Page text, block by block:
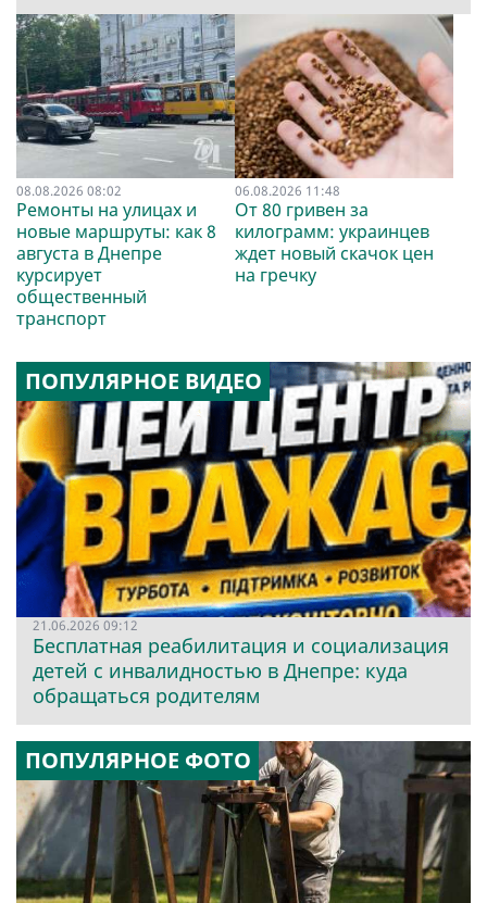
08.08.2026 08:02
Ремонты на улицах и
новые маршруты: как 8
августа в Днепре
курсирует
общественный
транспорт
06.08.2026 11:48
От 80 гривен за
килограмм: украинцев
ждет новый скачок цен
на гречку
ПОПУЛЯРНОЕ ВИДЕО
21.06.2026 09:12
Бесплатная реабилитация и социализация
детей с инвалидностью в Днепре: куда
обращаться родителям
ПОПУЛЯРНОЕ ФОТО